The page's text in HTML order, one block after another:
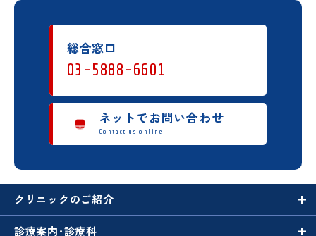
総合窓口
03-5888-6601
ネットでお問い合わせ
Contact us online
クリニックのご紹介
診療案内･診療科